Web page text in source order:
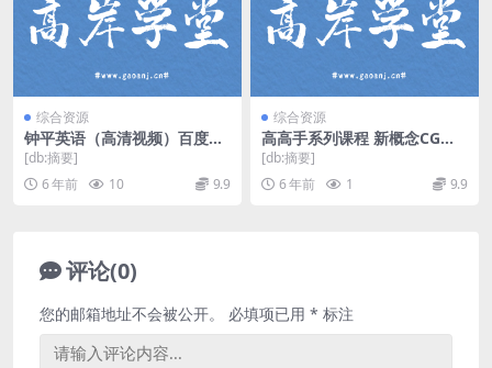
综合资源
钟平英语（高清视频）百度网
盘
[db:摘要]
6 年前
10 9.9
综合资源
高高手系列课程 新概念CG系
列课程-CG色彩课（新概念超
清视频压缩）百度网盘分享
[db:摘要]
6 年前
1 9.9
评论(0)
您的邮箱地址不会被公开。 必填项已用 * 标注